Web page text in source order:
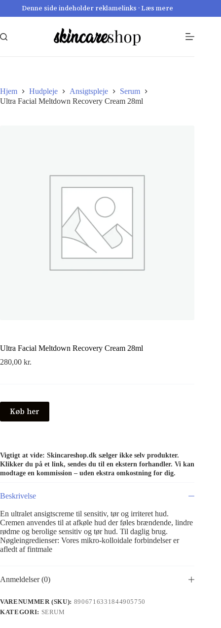
Denne side indeholder reklamelinks · Læs mere
Hjem Hudpleje Ansigtspleje
Serum
Ultra Facial Meltdown Recovery Cream 28ml
Ultra Facial Meltdown Recovery Cream 28ml
280,00 kr.
Køb her
Vigtigt at vide: Skincareshop.dk sælger ikke selv produkter.
Klikker du på et link, sendes du til en ekstern forhandler. Vi kan
modtage en kommission – uden ekstra omkostning for dig.
Beskrivelse
En ultralet ansigtscreme til sensitiv, tør og irriteret hud.
Cremen anvendes til at afkøle hud der føles brændende, lindre
rødme og berolige sensitiv og tør hud. Til daglig brug.
Nøgleingredienser: Vores mikro-kolloidale forbindelser er
afledt af fintmale
Anmeldelser (0)
VARENUMMER (SKU): 8906716331844905750
KATEGORI: SERUM